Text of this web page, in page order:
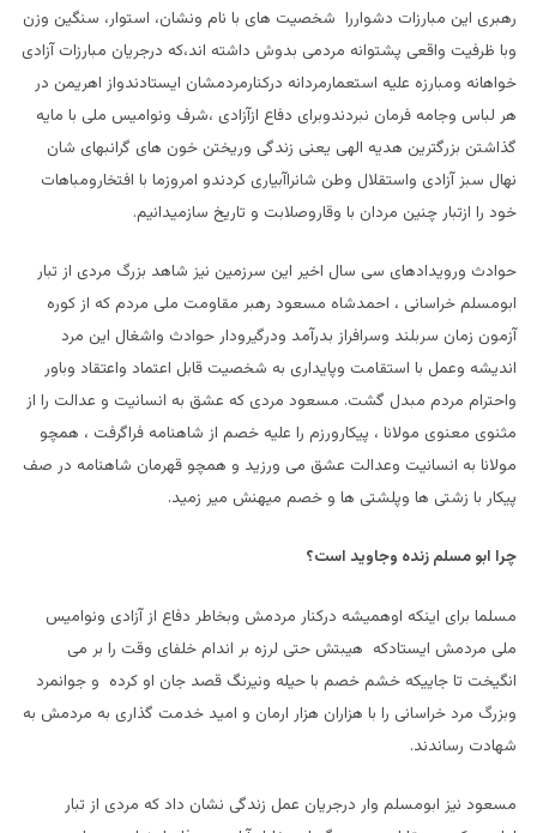
رهبری این مبارزات دشواررا شخصیت های با نام ونشان، استوار، سنگین وزن
وبا ظرفیت واقعی پشتوانه مردمی بدوش داشته اند،که درجریان مبارزات آزادی
خواهانه ومبارزه علیه استعمارمردانه درکنارمردمشان ایستادندواز اهریمن در
هر لباس وجامه فرمان نبردندوبرای دفاع ازآزادی ،شرف ونوامیس ملی با مایه
گذاشتن بزرگترین هدیه الهی یعنی زندگی وریختن خون های گرانبهای شان
نهال سبز آزادی واستقلال وطن شانراآبیاری کردندو امروزما با افتخارومباهات
خود را ازتبار چنین مردان با وقاروصلابت و تاریخ سازمیدانیم.
حوادث ورویدادهای سی سال اخیر این سرزمین نیز شاهد بزرگ مردی از تبار
ابومسلم خراسانی ، احمدشاه مسعود رهبر مقاومت ملی مردم که از کوره
آزمون زمان سربلند وسرافراز بدرآمد ودرگیرودار حوادث واشغال این مرد
اندیشه وعمل با استقامت وپایداری به شخصیت قابل اعتماد واعتقاد وباور
واحترام مردم مبدل گشت. مسعود مردی که عشق به انسانیت و عدالت را از
مثنوی معنوی مولانا ، پیکارورزم را علیه خصم از شاهنامه فراگرفت ، همچو
مولانا به انسانیت وعدالت عشق می ورزید و همچو قهرمان شاهنامه در صف
پیکار با زشتی ها وپلشتی ها و خصم میهنش میر زمید.
چرا ابو مسلم زنده وجاوید است؟
مسلما برای اینکه اوهمیشه درکنار مردمش وبخاطر دفاع از آزادی ونوامیس
ملی مردمش ایستادکه هیبتش حتی لرزه بر اندام خلفای وقت را بر می
انگیخت تا جاییکه خشم خصم با حیله ونیرنگ قصد جان او کرده و جوانمرد
وبزرگ مرد خراسانی را با هزاران هزار ارمان و امید خدمت گذاری به مردمش به
شهادت رساندند.
مسعود نیز ابومسلم وار درجریان عمل زندگی نشان داد که مردی از تبار